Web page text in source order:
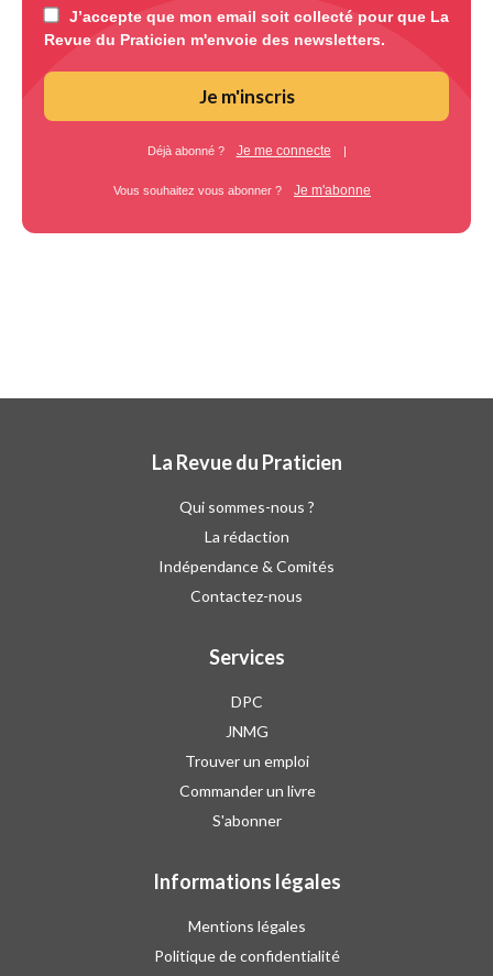
J’accepte que mon email soit collecté pour que La
Revue du Praticien m'envoie des newsletters.
Je m'inscris
Déjà abonné ? Je me connecte |
Vous souhaitez vous abonner ? Je m'abonne
La Revue du Praticien
Qui sommes-nous ?
La rédaction
Indépendance & Comités
Contactez-nous
Services
DPC
JNMG
Trouver un emploi
Commander un livre
S'abonner
Informations légales
Mentions légales
Politique de confidentialité